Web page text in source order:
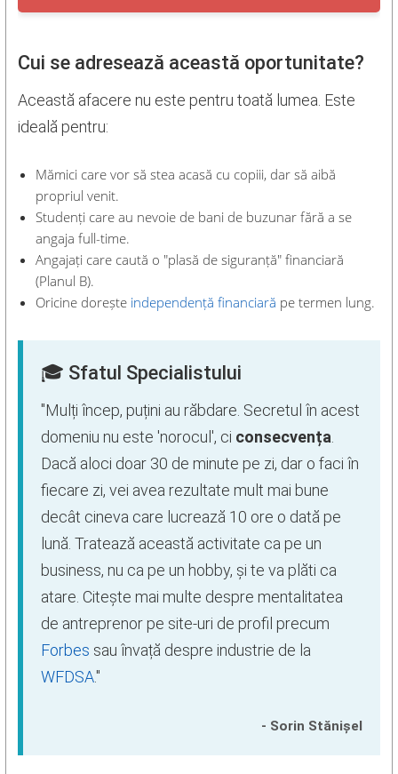
Cui se adresează această oportunitate?
Această afacere nu este pentru toată lumea. Este
ideală pentru:
Mămici care vor să stea acasă cu copiii, dar să aibă
propriul venit.
Studenți care au nevoie de bani de buzunar fără a se
angaja full-time.
Angajați care caută o "plasă de siguranță" financiară
(Planul B).
Oricine dorește independență financiară pe termen lung.
🎓 Sfatul Specialistului
"Mulți încep, puțini au răbdare. Secretul în acest
domeniu nu este 'norocul', ci consecvența
Dacă aloci doar 30 de minute pe zi, dar o faci în
fiecare zi, vei avea rezultate mult mai bune
decât cineva care lucrează 10 ore o dată pe
lună. Tratează această activitate ca pe un
business, nu ca pe un hobby, și te va plăti ca
atare. Citește mai multe despre mentalitatea
de antreprenor pe site-uri de profil precum
Forbes sau învață despre industrie de la
WFDSA."
- Sorin Stănișel